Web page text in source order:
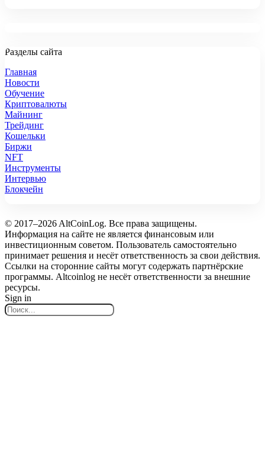
Разделы сайта
Главная
Новости
Обучение
Криптовалюты
Майнинг
Трейдинг
Кошельки
Биржи
NFT
Инструменты
Интервью
Блокчейн
© 2017–2026 AltCoinLog. Все права защищены.
Информация на сайте не является финансовым или
инвестиционным советом. Пользователь самостоятельно
принимает решения и несёт ответственность за свои действия.
Ссылки на сторонние сайты могут содержать партнёрские
программы. Altcoinlog не несёт ответственности за внешние
ресурсы.
Sign in